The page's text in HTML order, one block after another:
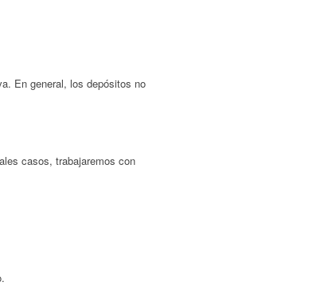
En general, los depósitos no
casos, trabajaremos con